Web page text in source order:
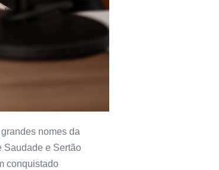
nomes da
Saudade e Sertão
conquistado